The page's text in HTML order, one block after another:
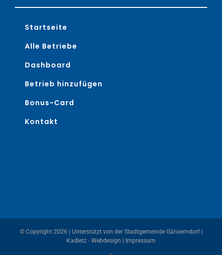
Startseite
Alle Betriebe
Dashboard
Betrieb hinzufügen
Bonus-Card
Kontakt
© Copyright 2026 | Unterstützt von der Stadtgemeinde Gänserndorf|
Kadletz - Webdesign | Impressum